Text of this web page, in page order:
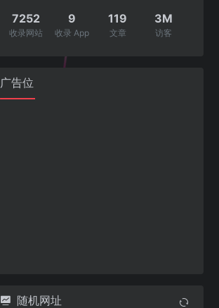
7252
收录网站
9
收录 App
119
文章
3M
访客
广告位
随机网址